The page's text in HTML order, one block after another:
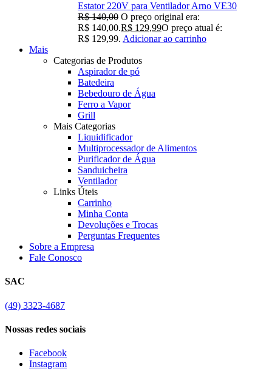
Estator 220V para Ventilador Arno VE30
R$140,00 O preço original era:
R$ 140,00.R$ 129,99O preço atual é:
R$ 129,99. Adicionar ao carrinho
Mais
Categorias de Produtos
Aspirador de pó
Batedeira
Bebedouro de Água
Ferro a Vapor
Grill
Mais Categorias
Liquidificador
Multiprocessador de Alimentos
Purificador de Água
Sanduicheira
Ventilador
Links Úteis
Carrinho
Minha Conta
Devoluções e Trocas
Perguntas Frequentes
Sobre a Empresa
Fale Conosco
SAC
(49) 3323-4687
Nossas redes sociais
Facebook
Instagram